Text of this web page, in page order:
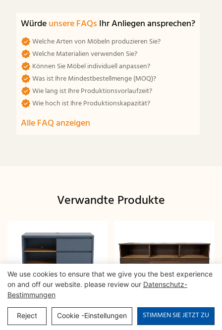
Würdeunsere FAQs Ihr Anliegen ansprechen?
Welche Arten von Möbeln produzieren Sie?
Welche Materialien verwenden Sie?
Können Sie Möbel individuell anpassen?
Was ist Ihre Mindestbestellmenge (MOQ)?
Wie lang ist Ihre Produktionsvorlaufzeit?
Wie hoch ist Ihre Produktionskapazität?
Alle FAQ anzeigen
Verwandte Produkte
Mehrzweck-
Aufbewahrungsschrank
Offene Anrichte in
Walnuss-Optik | CIS-207 -
We use cookies to ensure that we give you the best experience
on and off our website. please review our Datenschutz-
Bestimmungen
Reject Cookie -Einstellungen STIMMEN SIE JETZT ZU